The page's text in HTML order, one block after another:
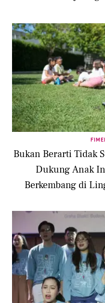
Bukan Berarti Tidak
Dukung Anak
Berkembang di